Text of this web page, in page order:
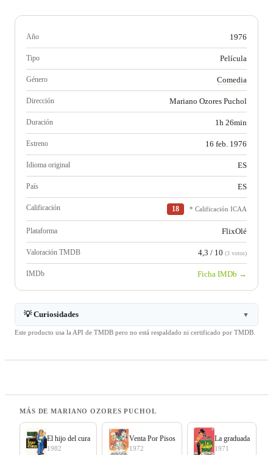
Año 1976
Tipo Película
Género Comedia
Dirección Mariano Ozores Puchol
Duración 1h 26min
Estreno 16 feb. 1976
Idioma original ES
País ES
Calificación 18 * Calificación ICAA
Plataforma FlixOlé
Valoración TMDB 4,3 / 10 (3 votos)
IMDb Ficha IMDb →
💡 Curiosidades ▼
Este producto usa la API de TMDB pero no está respaldado ni certificado por TMDB.
MÁS DE MARIANO OZORES PUCHOL
El hijo del cura
1982
Venta Por Pisos
1972
La graduada
1971